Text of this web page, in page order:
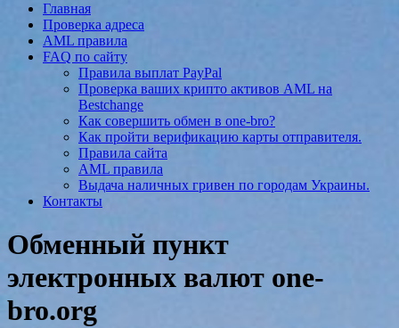
Главная
Проверка адреса
AML правила
FAQ по сайту
Правила выплат PayPal
Проверка ваших крипто активов AML на
Bestchange
Как совершить обмен в one-bro?
Как пройти верификацию карты отправителя.
Правила сайта
AML правила
Выдача наличных гривен по городам Украины.
Контакты
Обменный пункт
электронных валют one-
bro.org